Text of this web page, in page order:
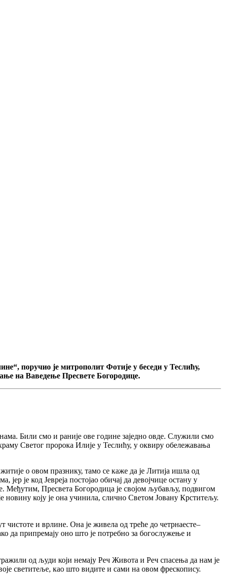
поручио је митрополит Фотије у беседи у Теслићу,
на Ваведење Пресвете Богородице.
Били смо и раније ове године заједно овде. Служили смо
Светог пророка Илије у Теслићу, у оквиру обележавања
о овом празнику, тамо се каже да је Литија ишла од
је код Јевреја постојао обичај да девојчице остану у
Међутим, Пресвета Богородица је својом љубављу, подвигом
коју је она учинила, слично Светом Јовану Крститељу.
и врлине. Она је живела од треће до четрнаесте–
да припремају оно што је потребно за богослужење и
од људи који немају Реч Живота и Реч спасења да нам је
светитеље, као што видите и сами на овом фрескопису.